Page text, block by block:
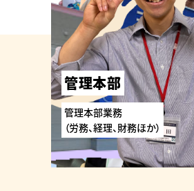
事業
ガソリンスタンド事
セルフ式ガソリンスタンド
ホームエネルギー事
電力販売、灯油・ガス販売
自動車整備事業
車検整備・中古車販売・
タイヤ販売など
フィットネス事業
スポーツクラブ、ヨガスタジオ
エンタメ事業
大型複合書店など
リユース事業
リサイクルショップなど
公共施設の運営事業
生涯学習センター、プール、
体育館など
デイサービス事業
デイサービス
外食事業
ハンバーグレストラン
びっくりドンキーなど
美容事業
ヘッドスパ、ネイルサロンなど
ランドリー事業
コインランドリー
管理本部
管理本部業務
（労務、経理、財務ほか）